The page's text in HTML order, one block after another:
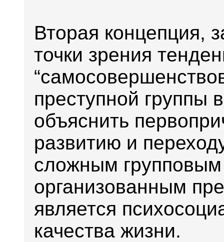
Вторая концепция,
точки зрения
преступной группы
объяснить
развитию и
сложным
организованным
является
качества жизни.